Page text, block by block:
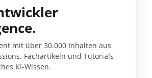
mit über 30.000 Inhalten aus
Fachartikeln und Tutorials –
KI-Wissen.